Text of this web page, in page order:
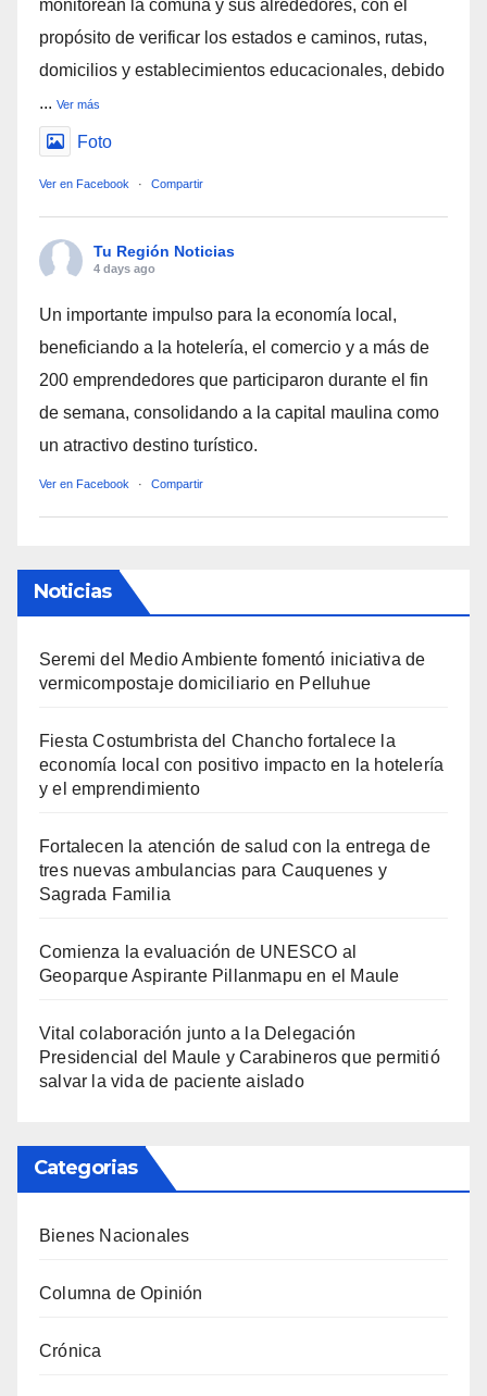
monitorean la comuna y sus alrededores, con el
propósito de verificar los estados e caminos, rutas,
domicilios y establecimientos educacionales, debido
... Ver más
Foto
Ver en Facebook · Compartir
Tu Región Noticias
4 days ago
Un importante impulso para la economía local,
beneficiando a la hotelería, el comercio y a más de
200 emprendedores que participaron durante el fin
de semana, consolidando a la capital maulina como
un atractivo destino turístico.
Ver en Facebook · Compartir
Noticias
Seremi del Medio Ambiente fomentó iniciativa de
vermicompostaje domiciliario en Pelluhue
Fiesta Costumbrista del Chancho fortalece la
economía local con positivo impacto en la hotelería
y el emprendimiento
Fortalecen la atención de salud con la entrega de
tres nuevas ambulancias para Cauquenes y
Sagrada Familia
Comienza la evaluación de UNESCO al
Geoparque Aspirante Pillanmapu en el Maule
Vital colaboración junto a la Delegación
Presidencial del Maule y Carabineros que permitió
salvar la vida de paciente aislado
Categorias
Bienes Nacionales
Columna de Opinión
Crónica